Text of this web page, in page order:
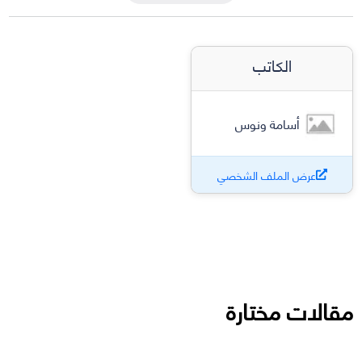
الكاتب
أسامة ونوس
عرض الملف الشخصي
مقالات مختارة